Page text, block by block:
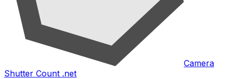
Camera
Shutter Count .net